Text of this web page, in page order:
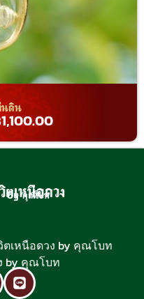
นดิน
1,100.00
ตเหนือดวง
By คุณโบท
ตเหนือดวง by คุณโบท
by คุณโบท